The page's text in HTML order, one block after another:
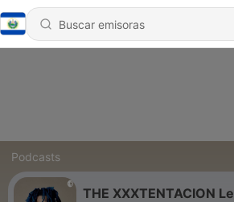
Podcasts
THE XXXTENTACION